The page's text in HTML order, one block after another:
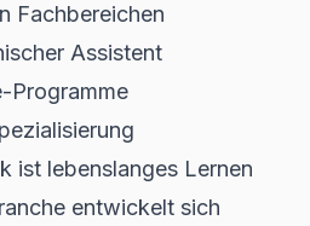
Fachbereichen
Assistent
Programme
ist lebenslanges Lernen
entwickelt sich